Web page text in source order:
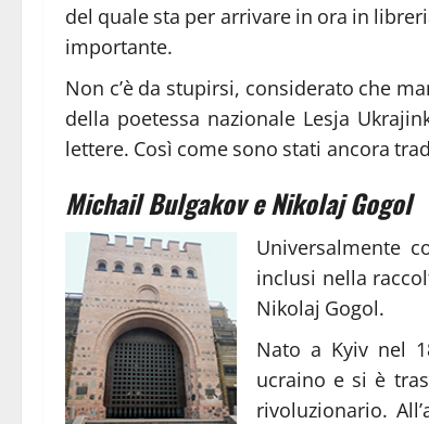
del quale sta per arrivare in ora in
importante.
Non c’è da stupirsi, considerato che
della poetessa nazionale Lesja
lettere. Così come sono stati ancora
Michail Bulgakov e Nikolaj Gogol
Universalmente
inclusi nella
Nikolaj Gogol.
Nato a Kyiv nel
ucraino e si è
rivoluzionario.